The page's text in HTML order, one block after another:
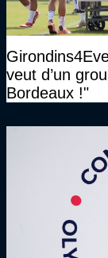
veut d’un
Bordeaux !"